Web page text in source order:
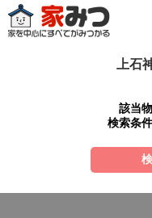
上石
該当
検索条